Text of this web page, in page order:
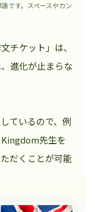
です。スペースやカン
チケット」は、
進化が止まらな
ているので、例
先生を
だくことが可能